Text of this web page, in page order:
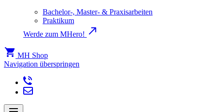
Bachelor-, Master- & Praxisarbeiten
Praktikum
Werde zum MHero!
MH Shop
Navigation überspringen